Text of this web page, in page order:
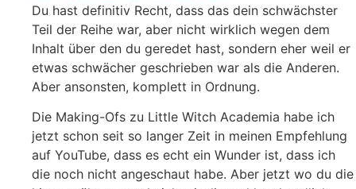
Du hast definitiv Recht, dass das dein schwächster
Teil der Reihe war, aber nicht wirklich wegen dem
Inhalt über den du geredet hast, sondern eher weil er
etwas schwächer geschrieben war als die Anderen.
Aber ansonsten, komplett in Ordnung.
Die Making-Ofs zu Little Witch Academia habe ich
jetzt schon seit so langer Zeit in meinen Empfehlung
auf YouTube, dass es echt ein Wunder ist, dass ich
die noch nicht angeschaut habe. Aber jetzt wo du die